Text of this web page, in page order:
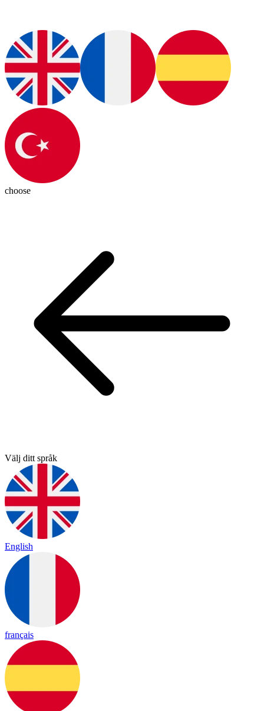
choose
Välj ditt språk
English
français